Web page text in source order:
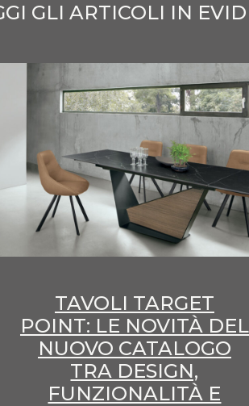
GLI ARTICOLI IN
TAVOLI TARGET
POINT: LE NOVITÀ DEL
NUOVO CATALOGO
TRA DESIGN,
FUNZIONALITÀ E